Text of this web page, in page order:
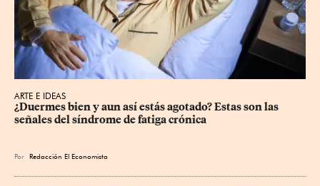
ARTE E IDEAS
¿Duermes bien y aun así estás agotado? Estas son las
señales del síndrome de fatiga crónica
Por Redacción El Economista